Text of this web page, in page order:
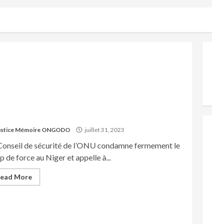
Mémoire ONGODO juillet 31, 2023
de sécurité de l’ONU condamne fermement le
de force au Niger et appelle à...
More